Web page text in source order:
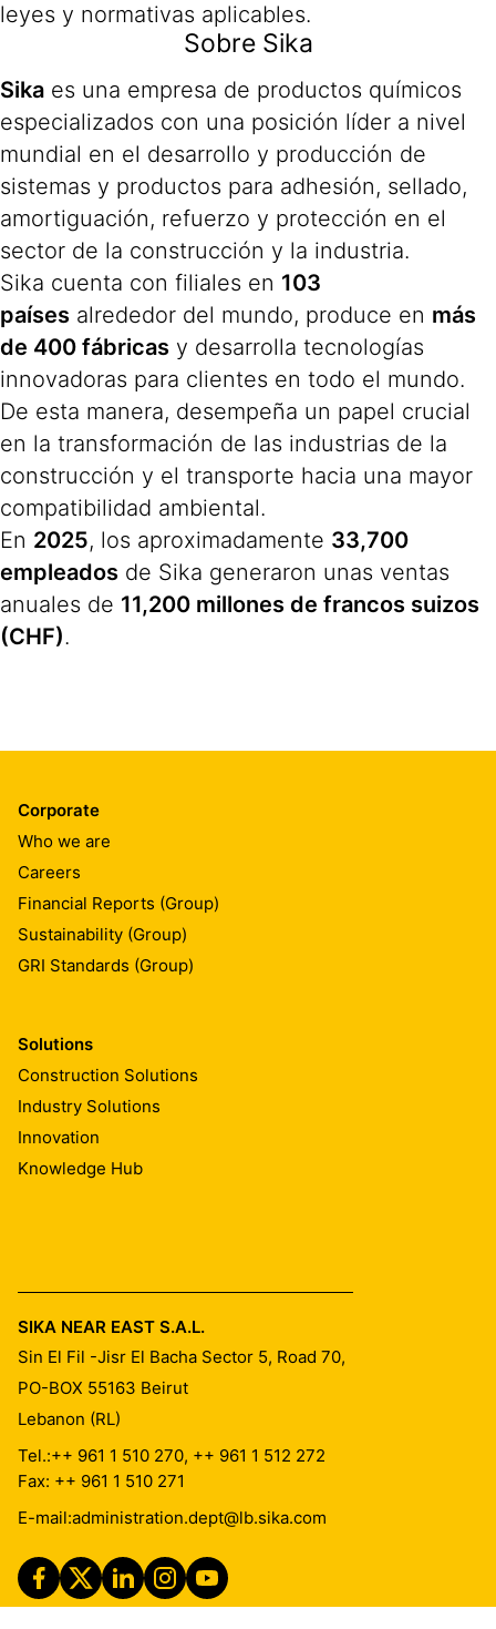
leyes y normativas aplicables.
Sobre Sika
Sika es una empresa de productos químicos
especializados con una posición líder a nivel
mundial en el desarrollo y producción de
sistemas y productos para adhesión, sellado,
amortiguación, refuerzo y protección en el
sector de la construcción y la industria.
Sika cuenta con filiales en 103
países alrededor del mundo, produce en más
de 400 fábricas y desarrolla tecnologías
innovadoras para clientes en todo el mundo.
De esta manera, desempeña un papel crucial
en la transformación de las industrias de la
construcción y el transporte hacia una mayor
compatibilidad ambiental.
En 2025, los aproximadamente 33,700
empleados de Sika generaron unas ventas
anuales de 11,200 millones de francos suizos
(CHF).
Corporate
Who we are
Careers
Financial Reports (Group)
Sustainability (Group)
GRI Standards (Group)
Solutions
Construction Solutions
Industry Solutions
Innovation
Knowledge Hub
SIKA NEAR EAST S.A.L.
Sin El Fil -Jisr El Bacha Sector 5, Road 70,
PO-BOX 55163 Beirut
Lebanon (RL)
Tel.:++ 961 1 510 270, ++ 961 1 512 272
Fax: ++ 961 1 510 271
E-mail:administration.dept@lb.sika.com